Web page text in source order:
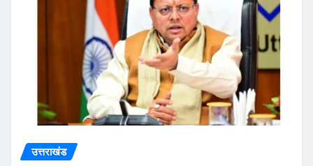
उत्तराखंड